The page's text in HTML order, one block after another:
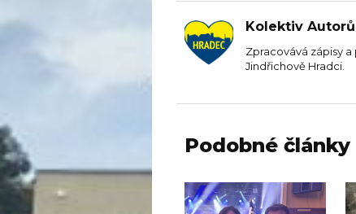
Kolektiv Autorů
Zpracovává zápisy
Jindřichově Hradci.
Podobné články